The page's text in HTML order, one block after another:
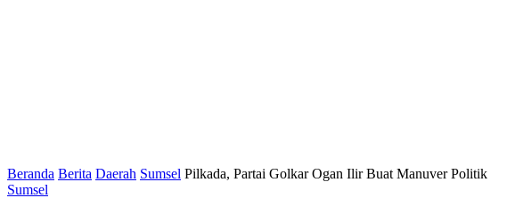
Beranda Berita Daerah Sumsel Pilkada, Partai Golkar Ogan Ilir Buat Manuver Politik
Sumsel